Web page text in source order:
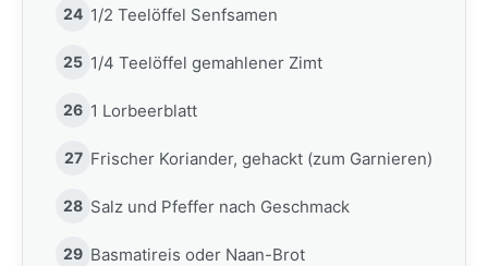
24 1/2 Teelöffel Senfsamen
25 1/4 Teelöffel gemahlener Zimt
26 1 Lorbeerblatt
27 Frischer Koriander, gehackt (zum Garnieren)
28 Salz und Pfeffer nach Geschmack
29 Basmatireis oder Naan-Brot